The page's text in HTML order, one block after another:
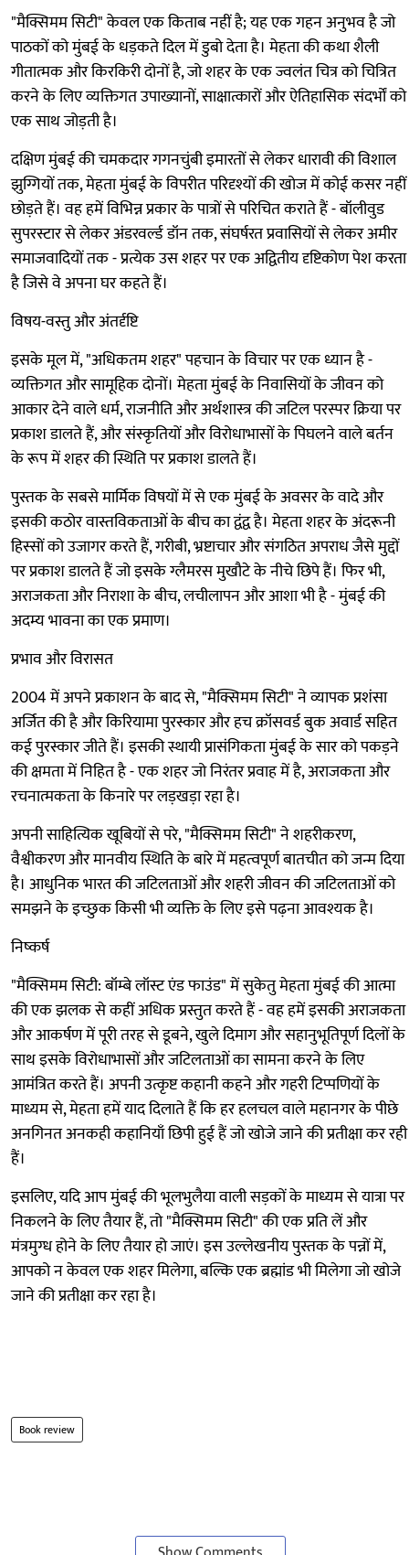
"मैक्सिमम सिटी" केवल एक किताब नहीं है; यह एक गहन अनुभव है जो
पाठकों को मुंबई के धड़कते दिल में डुबो देता है। मेहता की कथा शैली
गीतात्मक और किरकिरी दोनों है, जो शहर के एक ज्वलंत चित्र को चित्रित
करने के लिए व्यक्तिगत उपाख्यानों, साक्षात्कारों और ऐतिहासिक संदर्भों को
एक साथ जोड़ती है।
दक्षिण मुंबई की चमकदार गगनचुंबी इमारतों से लेकर धारावी की विशाल
झुग्गियों तक, मेहता मुंबई के विपरीत परिदृश्यों की खोज में कोई कसर नहीं
छोड़ते हैं। वह हमें विभिन्न प्रकार के पात्रों से परिचित कराते हैं - बॉलीवुड
सुपरस्टार से लेकर अंडरवर्ल्ड डॉन तक, संघर्षरत प्रवासियों से लेकर अमीर
समाजवादियों तक - प्रत्येक उस शहर पर एक अद्वितीय दृष्टिकोण पेश करता
है जिसे वे अपना घर कहते हैं।
विषय-वस्तु और अंतर्दृष्टि
इसके मूल में, "अधिकतम शहर" पहचान के विचार पर एक ध्यान है -
व्यक्तिगत और सामूहिक दोनों। मेहता मुंबई के निवासियों के जीवन को
आकार देने वाले धर्म, राजनीति और अर्थशास्त्र की जटिल परस्पर क्रिया पर
प्रकाश डालते हैं, और संस्कृतियों और विरोधाभासों के पिघलने वाले बर्तन
के रूप में शहर की स्थिति पर प्रकाश डालते हैं।
पुस्तक के सबसे मार्मिक विषयों में से एक मुंबई के अवसर के वादे और
इसकी कठोर वास्तविकताओं के बीच का द्वंद्व है। मेहता शहर के अंदरूनी
हिस्सों को उजागर करते हैं, गरीबी, भ्रष्टाचार और संगठित अपराध जैसे मुद्दों
पर प्रकाश डालते हैं जो इसके ग्लैमरस मुखौटे के नीचे छिपे हैं। फिर भी,
अराजकता और निराशा के बीच, लचीलापन और आशा भी है - मुंबई की
अदम्य भावना का एक प्रमाण।
प्रभाव और विरासत
2004 में अपने प्रकाशन के बाद से, "मैक्सिमम सिटी" ने व्यापक प्रशंसा
अर्जित की है और किरियामा पुरस्कार और हच क्रॉसवर्ड बुक अवार्ड सहित
कई पुरस्कार जीते हैं। इसकी स्थायी प्रासंगिकता मुंबई के सार को पकड़ने
की क्षमता में निहित है - एक शहर जो निरंतर प्रवाह में है, अराजकता और
रचनात्मकता के किनारे पर लड़खड़ा रहा है।
अपनी साहित्यिक खूबियों से परे, "मैक्सिमम सिटी" ने शहरीकरण,
वैश्वीकरण और मानवीय स्थिति के बारे में महत्वपूर्ण बातचीत को जन्म दिया
है। आधुनिक भारत की जटिलताओं और शहरी जीवन की जटिलताओं को
समझने के इच्छुक किसी भी व्यक्ति के लिए इसे पढ़ना आवश्यक है।
निष्कर्ष
"मैक्सिमम सिटी: बॉम्बे लॉस्ट एंड फाउंड" में सुकेतु मेहता मुंबई की आत्मा
की एक झलक से कहीं अधिक प्रस्तुत करते हैं - वह हमें इसकी अराजकता
और आकर्षण में पूरी तरह से डूबने, खुले दिमाग और सहानुभूतिपूर्ण दिलों के
साथ इसके विरोधाभासों और जटिलताओं का सामना करने के लिए
आमंत्रित करते हैं। अपनी उत्कृष्ट कहानी कहने और गहरी टिप्पणियों के
माध्यम से, मेहता हमें याद दिलाते हैं कि हर हलचल वाले महानगर के पीछे
अनगिनत अनकही कहानियाँ छिपी हुई हैं जो खोजे जाने की प्रतीक्षा कर रही
हैं।
इसलिए, यदि आप मुंबई की भूलभुलैया वाली सड़कों के माध्यम से यात्रा पर
निकलने के लिए तैयार हैं, तो "मैक्सिमम सिटी" की एक प्रति लें और
मंत्रमुग्ध होने के लिए तैयार हो जाएं। इस उल्लेखनीय पुस्तक के पन्नों में,
आपको न केवल एक शहर मिलेगा, बल्कि एक ब्रह्मांड भी मिलेगा जो खोजे
जाने की प्रतीक्षा कर रहा है।
Book review